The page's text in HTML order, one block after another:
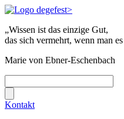
„Wissen ist das einzige Gut,
das sich vermehrt, wenn man
Marie von Ebner-Eschenbach
Kontakt